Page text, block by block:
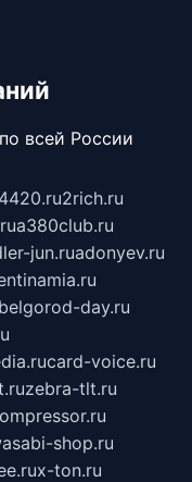
всей России
2rich.ru
a380club.ru
jun.ruadonyev.ru
belgorod-day.ru
card-voice.ru
zebra-tlt.ru
shop.ru
x-ton.ru